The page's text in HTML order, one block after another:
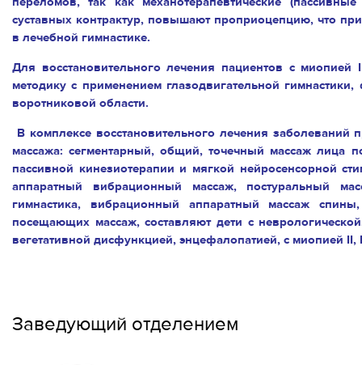
суставных контрактур, повышают проприоцепцию, что
в лечебной гимнастике.
Для восстановительного лечения пациентов с
методику с применением глазодвигательной
воротниковой области.
В комплексе восстановительного лечения
массажа: сегментарный, общий, точечный массаж лица
пассивной кинезиотерапии и мягкой нейросенсорной
аппаратный вибрационный массаж, постуральный
гимнастика, вибрационный аппаратный массаж
посещающих массаж, составляют дети с
вегетативной дисфункцией, энцефалопатией, с миопией II,
Заведующий отделением